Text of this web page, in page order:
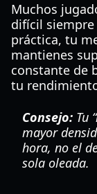
Muchos
difícil siempre
práctica, tu
mantienes
constante de
tu
Consejo: Tu
mayor
hora, no el
sola oleada.